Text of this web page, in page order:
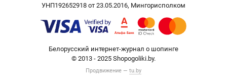
УНП192652918 от 23.05.2016, Мингорисполком
Белорусский интернет-журнал о шопинге
© 2013 - 2025 Shopogoliki.by.
Продвижение — tu.by